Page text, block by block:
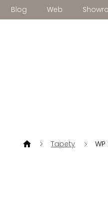
PřejítBlog Web
Tapety